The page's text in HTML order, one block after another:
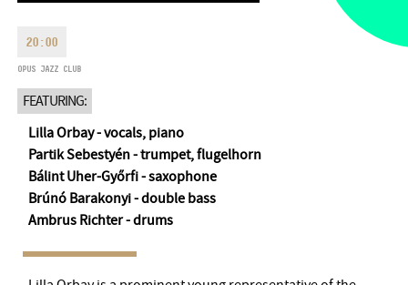
info@opusjazzclub.hu
the performance starts
BMC HOUSE
20:00
OPUS JAZZ CLUB
FEATURING:
Lilla Orbay - vocals, piano
Partik Sebestyén - trumpet, flugelhorn
Bálint Uher-Győrfi - saxophone
Brúnó Barakonyi - double bass
Ambrus Richter - drums